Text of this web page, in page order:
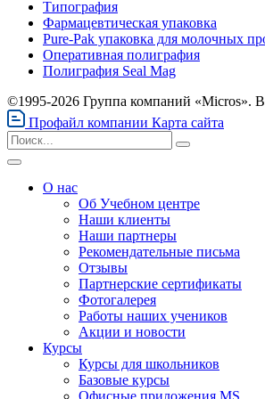
Типография
Фармацевтическая упаковка
Pure-Pak упаковка для молочных
Оперативная полиграфия
Полиграфия Seal Mag
©1995-2026 Группа компаний «Micros».
Профайл компании Карта сайта
О нас
Об Учебном центре
Наши клиенты
Наши партнеры
Рекомендательные письма
Отзывы
Партнерские сертификаты
Фотогалерея
Работы наших учеников
Акции и новости
Курсы
Курсы для школьников
Базовые курсы
Офисные приложения MS